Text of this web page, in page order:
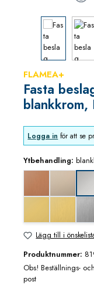
FLAMEA+
Fasta
blankkrom,
Logga in för att se
Ytbehandling:
Lägg till i
Produktnummer:
Obs! Beställnings-
post